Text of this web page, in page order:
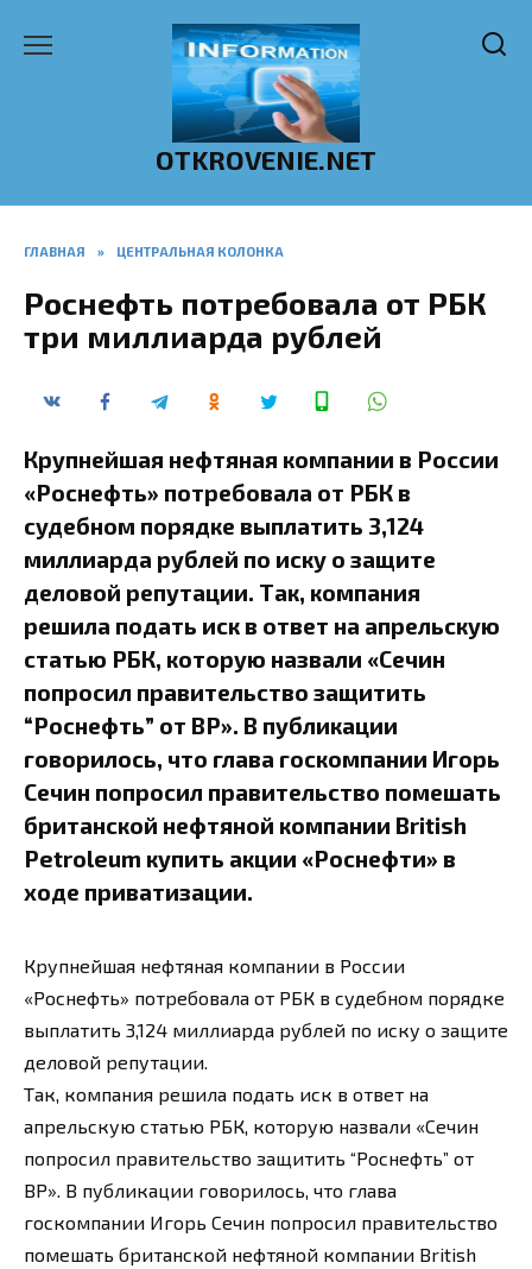
OTKROVENIE.NET
ГЛАВНАЯ » ЦЕНТРАЛЬНАЯ КОЛОНКА
Роснефть потребовала от РБК
три миллиарда рублей
Крупнейшая нефтяная компании в России
«Роснефть» потребовала от РБК в
судебном порядке выплатить 3,124
миллиарда рублей по иску о защите
деловой репутации. Так, компания
решила подать иск в ответ на апрельскую
статью РБК, которую назвали «Сечин
попросил правительство защитить
“Роснефть” от BP». В публикации
говорилось, что глава госкомпании Игорь
Сечин попросил правительство помешать
британской нефтяной компании British
Petroleum купить акции «Роснефти» в
ходе приватизации.
Крупнейшая нефтяная компании в России
«Роснефть» потребовала от РБК в судебном порядке
выплатить 3,124 миллиарда рублей по иску о защите
деловой репутации.
Так, компания решила подать иск в ответ на
апрельскую статью РБК, которую назвали «Сечин
попросил правительство защитить “Роснефть” от
BP». В публикации говорилось, что глава
госкомпании Игорь Сечин попросил правительство
помешать британской нефтяной компании British